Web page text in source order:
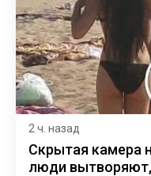
2 ч. назад
Скрытая камера
люди вытворяют,